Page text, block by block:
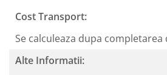
Cost Transport:
Se calculeaza dupa
Alte Informatii: